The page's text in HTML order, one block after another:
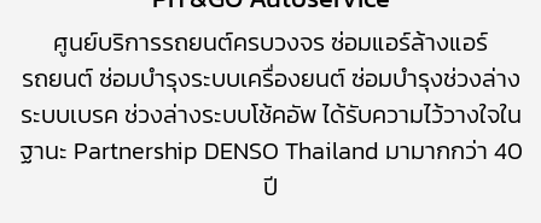
ศูนย์บริการรถยนต์ครบวงจร ซ่อมแอร์ล้างแอร์
รถยนต์​ ซ่อมบำรุงระบบเครื่องยนต์ซ่อมบำรุงช่วงล่าง
ระบบเบรค ช่วงล่างระบบโช้คอัพได้รับความไว้วางใจใน
ฐานะ Partnership DENSO Thailand มามากกว่า 40
ปี